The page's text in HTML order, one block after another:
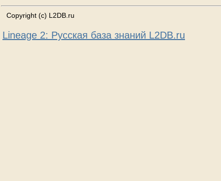
Copyright (c) L2DB.ru
Lineage 2: Русская база знаний L2DB.ru